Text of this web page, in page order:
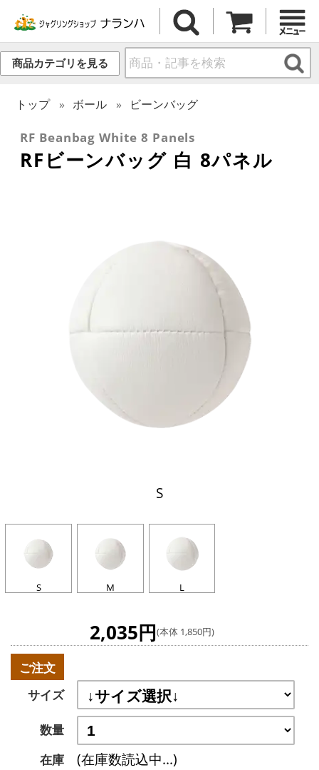
商品カテゴリを見る
トップ ボール ビーンバッグ
RF Beanbag White 8 Panels
RFビーンバッグ 白 8パネル
S
S M L
2,035円(本体 1,850円)
ご注文
サイズ
数量
在庫
(在庫数読込中...)